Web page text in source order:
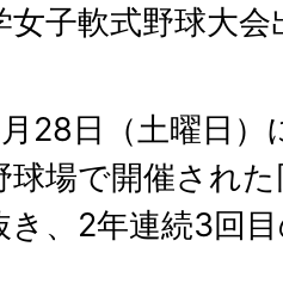
女子軟式野球大
28日（土曜日）
場で開催され
き、2年連続3回